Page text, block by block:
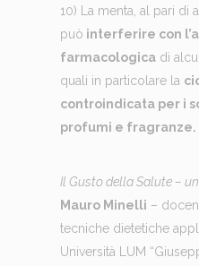
10) La menta, al pari di
può interferire con
farmacologicadi
quali in particolare la
controindicata per i
profumi e fragranze.
Il Gusto della Salute –
Mauro Minelli –
tecniche dietetiche
Università LUM